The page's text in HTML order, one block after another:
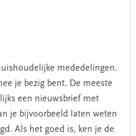
mededelingen.
je bezig bent. De meeste
een nieuwsbrief met
je bijvoorbeeld laten weten
Als het goed is, ken je de